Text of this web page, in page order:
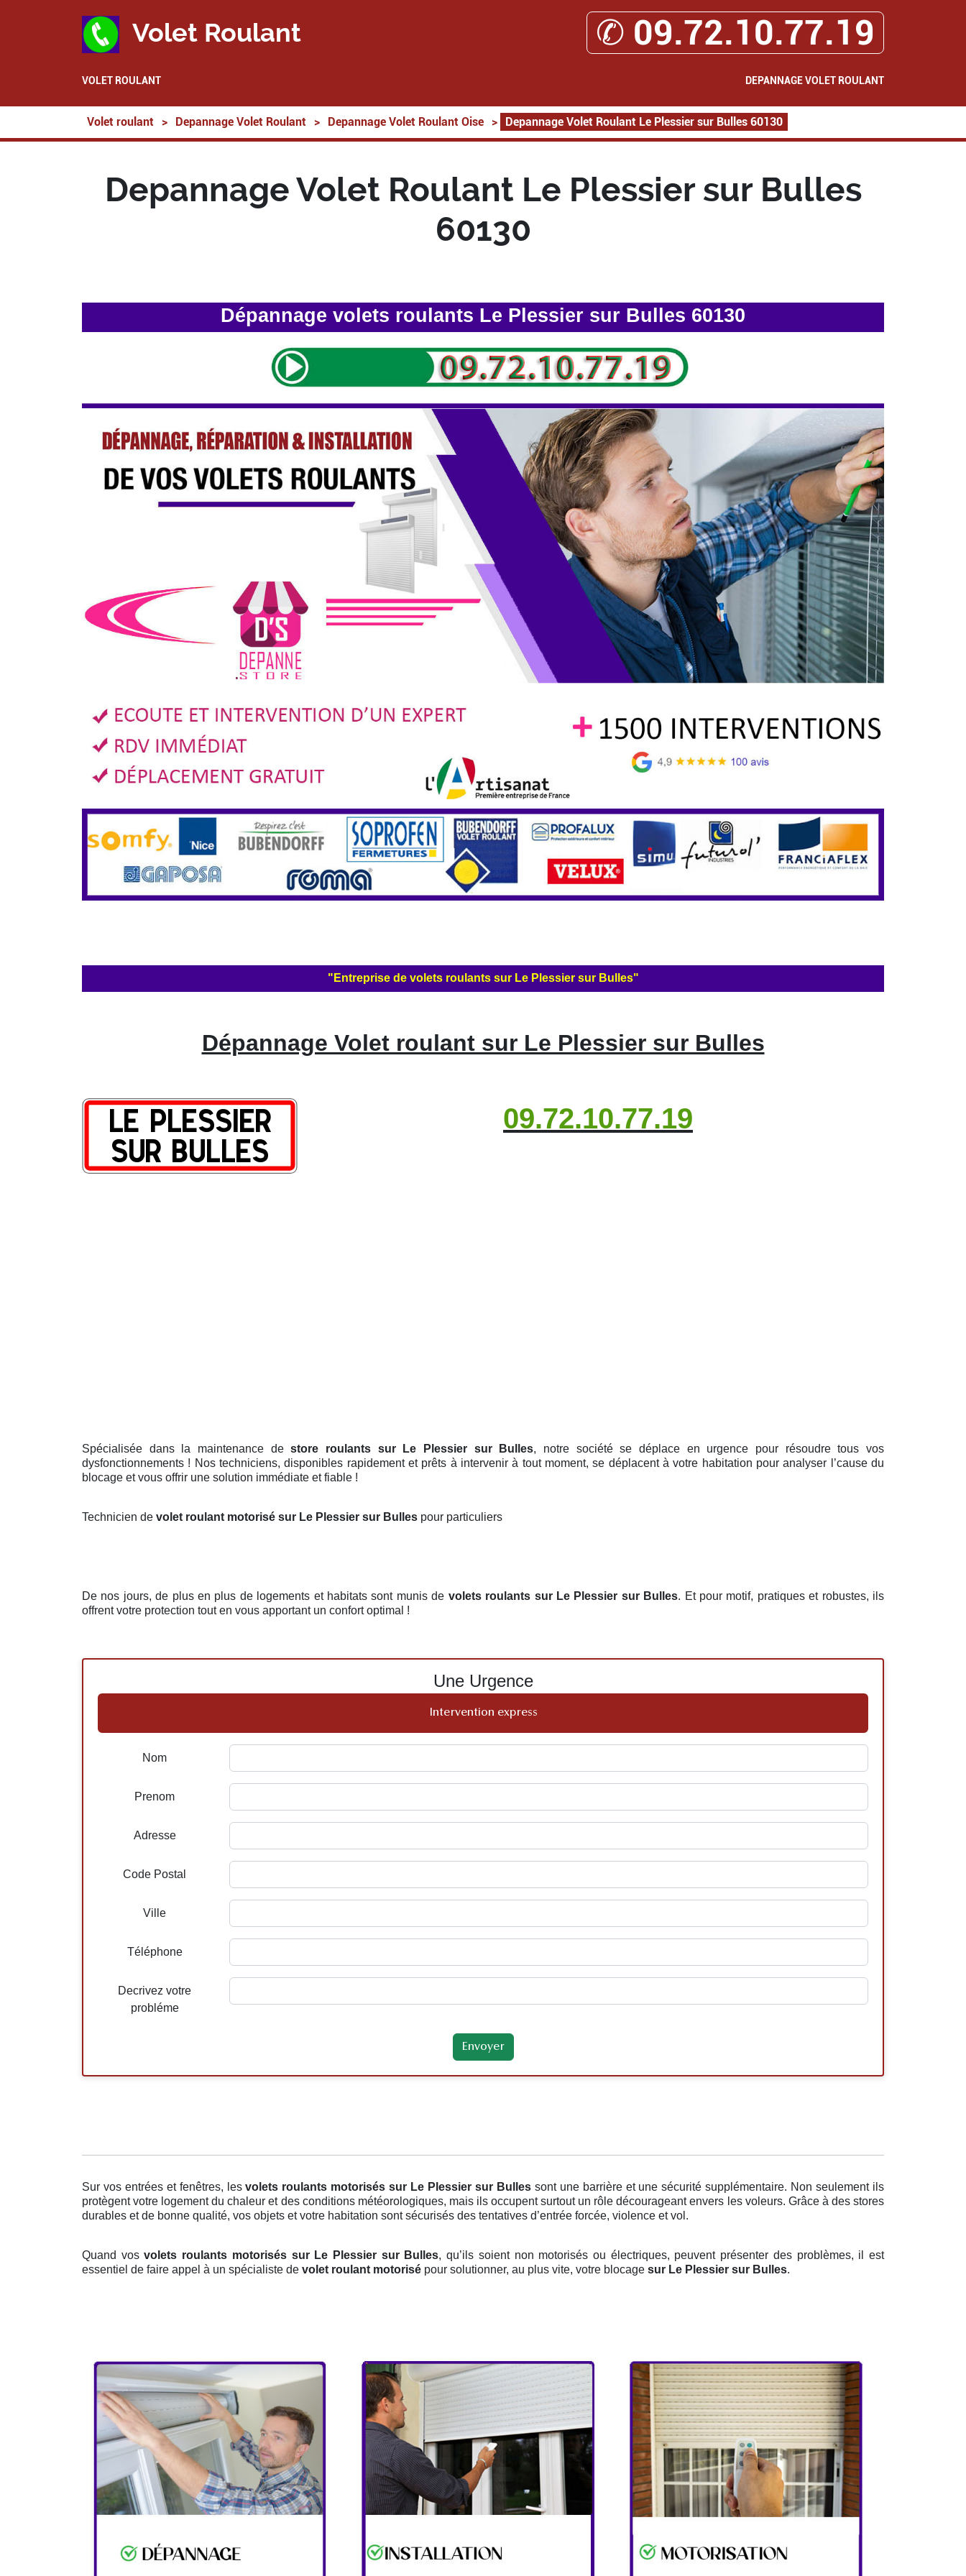
Volet Roulant ✆ 09.72.10.77.19
VOLET ROULANT DEPANNAGE VOLET ROULANT
Volet roulant > Depannage Volet Roulant > Depannage Volet Roulant Oise > Depannage Volet Roulant Le Plessier sur Bulles 60130
Depannage Volet Roulant Le Plessier sur Bulles
60130
Dépannage volets roulants Le Plessier sur Bulles 60130
"Entreprise de volets roulants sur Le Plessier sur Bulles"
Dépannage Volet roulant sur Le Plessier sur Bulles
09.72.10.77.19
Spécialisée dans la maintenance destore roulants sur Le Plessier sur Bulles, notre société se déplace en urgence pour résoudre tous vos
dysfonctionnements ! Nos techniciens, disponibles rapidement et prêts à intervenir à tout moment, se déplacent à votre habitation pour analyser l’cause du
blocage et vous offrir une solution immédiate et fiable !
Technicien de volet roulant motorisé sur Le Plessier sur Bulles pour particuliers
De nos jours, de plus en plus de logements et habitats sont munis de volets roulants sur Le Plessier sur Bulles. Et pour motif, pratiques et robustes, ils
offrent votre protection tout en vous apportant un confort optimal !
Une Urgence
Intervention express
Nom
Prenom
Adresse
Code Postal
Ville
Téléphone
Decrivez votre
probléme
Sur vos entrées et fenêtres, lesvolets roulants motorisés sur Le Plessier sur Bulles sont une barrière et une sécurité supplémentaire. Non seulement ils
protègent votre logement du chaleur et des conditions météorologiques, mais ils occupent surtout un rôle décourageant envers les voleurs. Grâce à des stores
durables et de bonne qualité, vos objets et votre habitation sont sécurisés des tentatives d’entrée forcée, violence et vol.
Quand vosvolets roulants motorisés sur Le Plessier sur Bulles, qu’ils soient non motorisés ou électriques, peuvent présenter des problèmes, il est
essentiel de faire appel à un spécialiste de volet roulant motorisé pour solutionner, au plus vite, votre blocage sur Le Plessier sur Bulles.